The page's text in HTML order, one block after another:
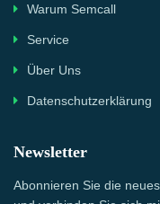
Warum Semcall
Service
Über Uns
Datenschutzerklärung
Newsletter
Abonnieren Sie die